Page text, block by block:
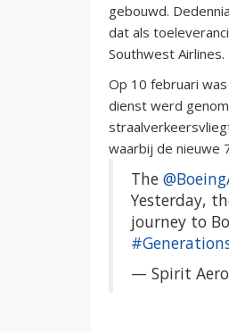
gebouwd.
dat als
Southwest Airlines.
Op 10 februari
dienst werd
waarbij de nieuwe
The
Yesterday,
journey to
— Spirit